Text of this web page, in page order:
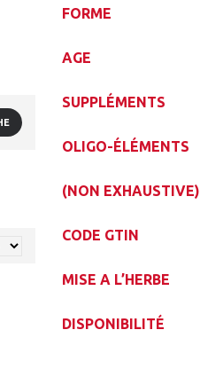
FORME
AGE
SUPPLÉMENTS
OLIGO-ÉLÉMENTS
(NON EXHAUSTIVE)
CODE GTIN
MISE A L’HERBE
DISPONIBILITÉ